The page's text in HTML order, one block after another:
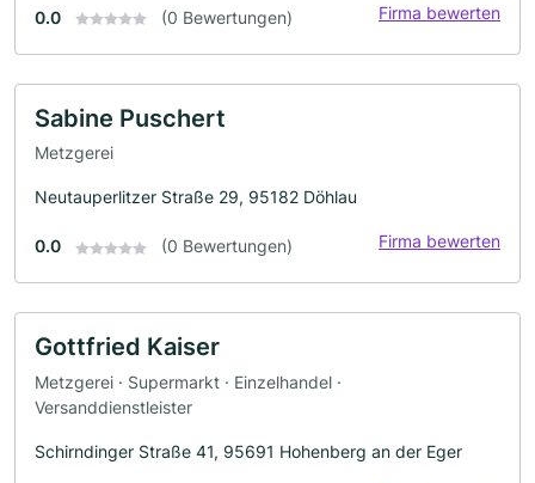
0.0 (0 Bewertungen) Firma bewerten
Sabine Puschert
Metzgerei
Neutauperlitzer Straße 29, 95182 Döhlau
0.0 (0 Bewertungen) Firma bewerten
Gottfried Kaiser
Metzgerei · Supermarkt · Einzelhandel ·
Versanddienstleister
Schirndinger Straße 41, 95691 Hohenberg an der Eger